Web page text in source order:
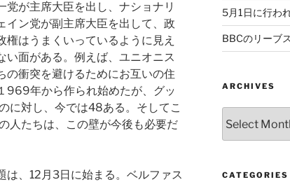
が主席大臣を出し、ナショナリ
イン党が副主席大臣を出して、政
はうまくいっているように見え
い面がある。例えば、ユニオニス
の衝突を避けるためにお互いの住
969年から作られ始めたが、グッ
に対し、今では48ある。そしてこ
人たちは、この壁が今後も必要だ
は、12月3日に始まる。ベルファス
5月1日に行わ
BBCのリーブ
ARCHIVES
CATEGORIES